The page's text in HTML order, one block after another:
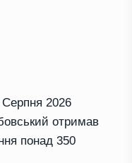
2026
отримав
понад 350